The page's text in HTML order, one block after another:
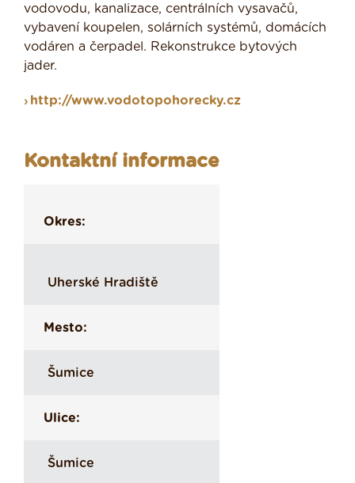
vodovodu, kanalizace, centrálních vysavačů,
vybavení koupelen, solárních systémů, domácích
vodáren a čerpadel. Rekonstrukce bytových
jader.
http://www.vodotopohorecky.cz
Kontaktní informace
Okres:
Uherské Hradiště
Mesto:
Šumice
Ulice:
Šumice